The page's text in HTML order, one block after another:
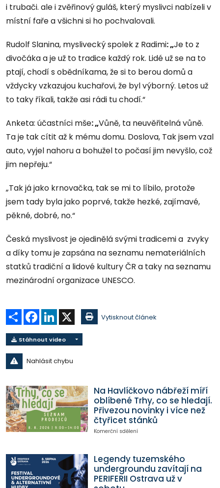
i trubači. ale i zvěřinový guláš, který myslivci nabízeli v
místní faře a všichni si ho pochvalovali.
Rudolf Slanina, myslivecký spolek z Radimi: „Je to z
divočáka a je už to tradice každý rok. Lidé už se na to
ptají, chodí s obědníkama, že si to berou domů a
vždycky vzkazujou kuchařovi, že byl výborný. Letos už
to taky říkali, takže asi rádi tu chodí.“
Anketa: účastníci mše: „Vůně, ta neuvěřitelná vůně.
Ta je tak cítit až k mému domu. Doslova, Tak jsem vzal
auto, vyjel nahoru a bohužel to počasí jim nevyšlo, což
jim nepřeju.“
„Tak já jako krnovačka, tak se mi to líbilo, protože
jsem tady byla jako poprvé, takže hezké, zajímavé,
pěkné, dobré, no.“
Česká myslivost je ojedinělá svými tradicemi a zvyky
a díky tomu je zapsána na seznamu nemateriálních
statků tradiční a lidové kultury ČR a taky na seznamu
mezinárodní organizace UNESCO.
Sdílet Facebook
LinkedIn Vytisknout článek
Stáhnout video
Nahlásit chybu
Na Havlíčkovo nábřeží míří
oblíbené Trhy, co se hledají.
Přivezou novinky i více než
čtyřicet stánků
Komerční sdělení
Legendy tuzemského
undergroundu zavítají na
PERIFERII Ostrava už v